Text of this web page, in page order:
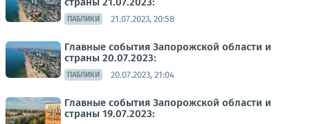
ПАБЛИКИ 21.07.2023, 20:58
Главные события Запорожской области и
страны 20.07.2023:
ПАБЛИКИ 20.07.2023, 21:04
Главные события Запорожской области и
страны 19.07.2023: